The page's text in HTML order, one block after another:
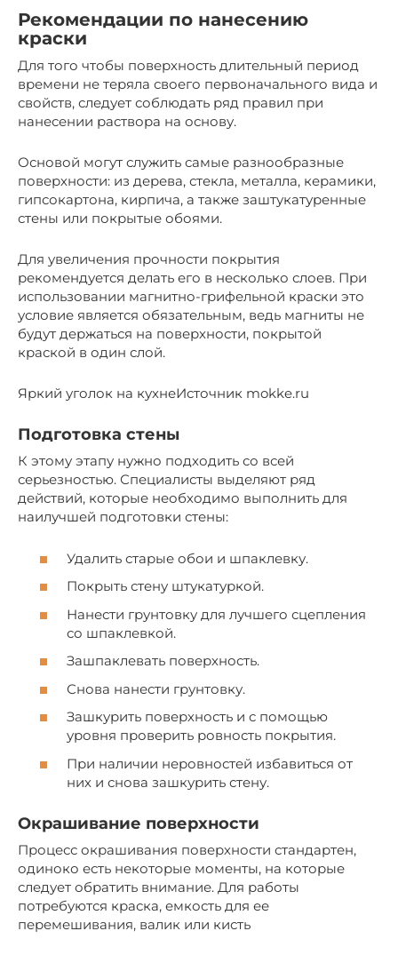
Рекомендации по нанесению
краски
Для того чтобы поверхность длительный период
времени не теряла своего первоначального вида и
свойств, следует соблюдать ряд правил при
нанесении раствора на основу.
Основой могут служить самые разнообразные
поверхности: из дерева, стекла, металла, керамики,
гипсокартона, кирпича, а также заштукатуренные
стены или покрытые обоями.
Для увеличения прочности покрытия
рекомендуется делать его в несколько слоев. При
использовании магнитно-грифельной краски это
условие является обязательным, ведь магниты не
будут держаться на поверхности, покрытой
краской в один слой.
Яркий уголок на кухнеИсточник mokke.ru
Подготовка стены
К этому этапу нужно подходить со всей
серьезностью. Специалисты выделяют ряд
действий, которые необходимо выполнить для
наилучшей подготовки стены:
Удалить старые обои и шпаклевку.
Покрыть стену штукатуркой.
Нанести грунтовку для лучшего сцепления
со шпаклевкой.
Зашпаклевать поверхность.
Снова нанести грунтовку.
Зашкурить поверхность и с помощью
уровня проверить ровность покрытия.
При наличии неровностей избавиться от
них и снова зашкурить стену.
Окрашивание поверхности
Процесс окрашивания поверхности стандартен,
одиноко есть некоторые моменты, на которые
следует обратить внимание. Для работы
потребуются краска, емкость для ее
перемешивания, валик или кисть